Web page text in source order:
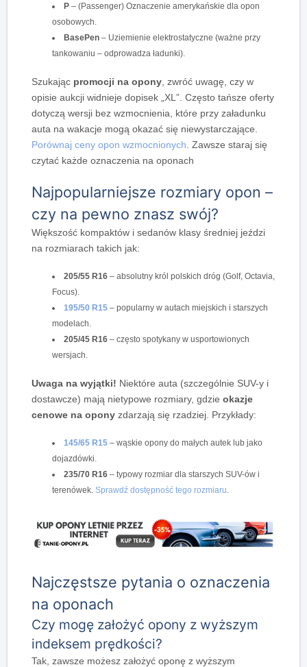
P – (Passenger) Oznaczenie amerykańskie dla opon
osobowych.
BasePen – Uziemienie elektrostatyczne (ważne przy
tankowaniu – odprowadza ładunki).
Szukając promocji na opony , zwróć uwagę, czy w
opisie aukcji widnieje dopisek „XL”. Często tańsze oferty
dotyczą wersji bez wzmocnienia, które przy załadunku
auta na wakacje mogą okazać się niewystarczające.
Porównaj ceny opon wzmocnionych . Zawsze staraj się
czytać każde oznaczenia na oponach
Najpopularniejsze rozmiary opon –
czy na pewno znasz swój?
Większość kompaktów i sedanów klasy średniej jeździ
na rozmiarach takich jak:
205/55 R16 – absolutny król polskich dróg (Golf, Octavia,
Focus).
195/50 R15 – popularny w autach miejskich i starszych
modelach.
205/45 R16 – często spotykany w usportowionych
wersjach.
Uwaga na wyjątki! Niektóre auta (szczególnie SUV-y i
dostawcze) mają nietypowe rozmiary, gdzie okazje
cenowe na opony zdarzają się rzadziej. Przykłady:
145/65 R15 – wąskie opony do małych autek lub jako
dojazdówki.
235/70 R16 – typowy rozmiar dla starszych SUV-ów i
terenówek. Sprawdź dostępność tego rozmiaru.
Najczęstsze pytania o oznaczenia
na oponach
Czy mogę założyć opony z wyższym
indeksem prędkości?
Tak, zawsze możesz założyć oponę z wyższym